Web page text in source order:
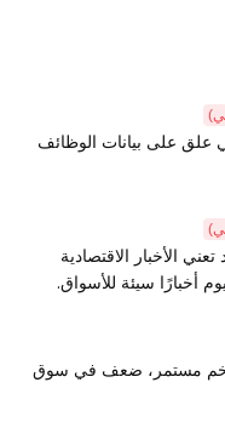
علق على بيانات الوظائف
الأخبار الاقتصادية
أخبارًا سيئة للأسواق.
تضخم مستمر، ضعف في سوق